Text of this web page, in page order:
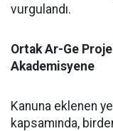
vurgulandı.
​Ortak Ar-Ge
Akademisyene
​Kanuna eklenen
kapsamında,